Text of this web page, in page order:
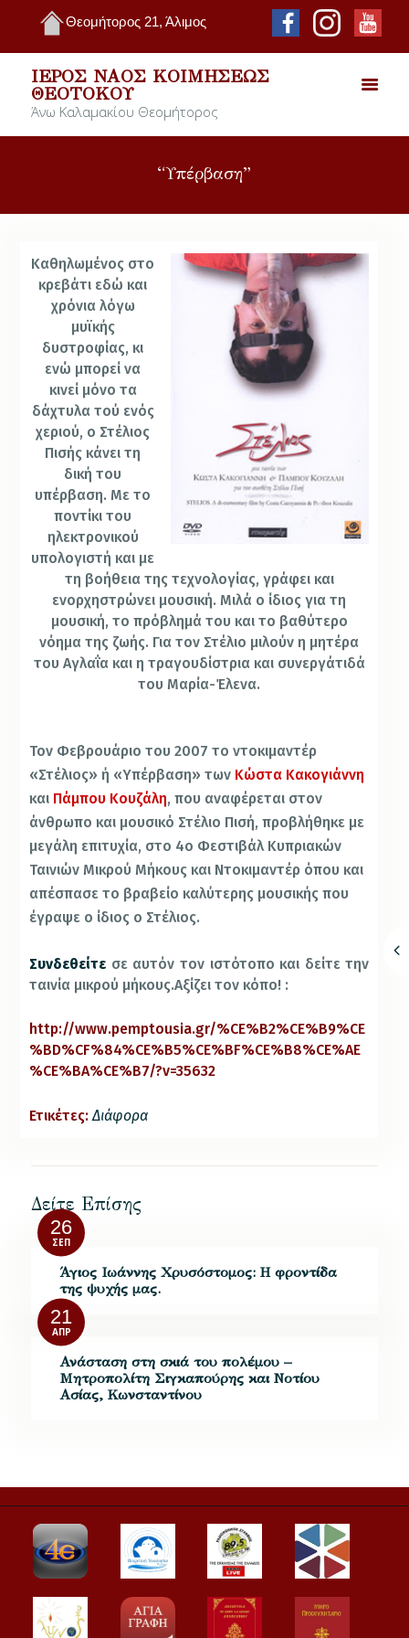
Θεομήτορος 21, Άλιμος
ΙΕΡΌΣ ΝΑΌΣ ΚΟΙΜΉΣΕΩΣ
ΘΕΟΤΌΚΟΥ
Άνω Καλαμακίου Θεομήτορος
“Υπέρβαση”
Καθηλωμένος στο
κρεβάτι εδώ και
χρόνια λόγω
μυϊκής
δυστροφίας, κι
ενώ μπορεί να
κινεί μόνο τα
δάχτυλα τού ενός
χεριού, ο Στέλιος
Πισής κάνει τη
δική του
υπέρβαση. Με το
ποντίκι του
ηλεκτρονικού
υπολογιστή και με
τη βοήθεια της τεχνολογίας, γράφει και
ενορχηστρώνει μουσική. Μιλά ο ίδιος για τη
μουσική, το πρόβλημά του και το βαθύτερο
νόημα της ζωής. Για τον Στέλιο μιλούν η μητέρα
του Αγλαΐα και η τραγουδίστρια και συνεργάτιδά
του Μαρία-Έλενα.
Τον Φεβρουάριο του 2007 το ντοκιμαντέρ
«Στέλιος» ή «Υπέρβαση» των Κώστα Κακογιάννη
και Πάμπου Κουζάλη, που αναφέρεται στον
άνθρωπο και μουσικό Στέλιο Πισή, προβλήθηκε με
μεγάλη επιτυχία, στο 4ο Φεστιβάλ Κυπριακών
Ταινιών Μικρού Μήκους και Ντοκιμαντέρ όπου και
απέσπασε το βραβείο καλύτερης μουσικής που
έγραψε ο ίδιος ο Στέλιος.
Συνδεθείτε σε αυτόν τον ιστότοπο και δείτε την
ταινία μικρού μήκους.Αξίζει τον κόπο! :
http://www.pemptousia.gr/%CE%B2%CE%B9%CE
%BD%CF%84%CE%B5%CE%BF%CE%B8%CE%AE
%CE%BA%CE%B7/?v=35632
Ετικέτες: Διάφορα
Δείτε Επίσης
26
ΣΕΠ
Άγιος Ιωάννης Χρυσόστομος: Η φροντίδα
της ψυχής μας.
21
ΑΠΡ
Ανάσταση στη σκιά του πολέμου –
Μητροπολίτη Σιγκαπούρης και Νοτίου
Ασίας, Κωνσταντίνου